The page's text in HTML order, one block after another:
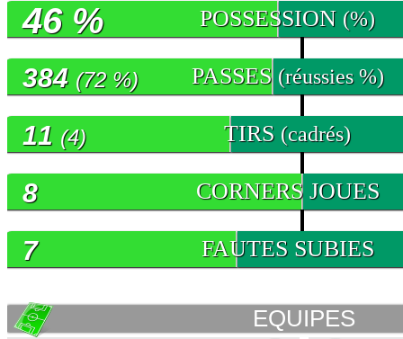
POSSESSION (%)
46 %
PASSES (réussies %)
384 (72 %)
TIRS (cadrés)
11 (4)
CORNERS JOUES
8
FAUTES SUBIES
7
EQUIPES